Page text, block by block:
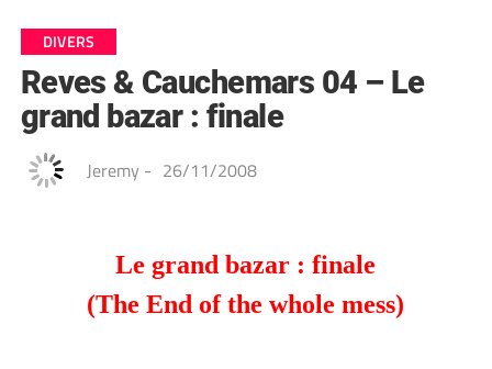
DIVERS
Reves & Cauchemars 04 – Le
grand bazar : finale
Jeremy - 26/11/2008
Le grand bazar : finale
(The End of the whole mess)